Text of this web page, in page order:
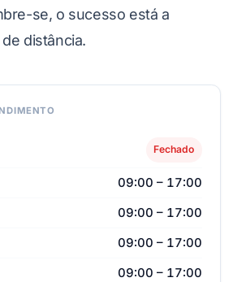
se, o sucesso está a
distância.
Fechado
09:00 – 17:00
09:00 – 17:00
09:00 – 17:00
09:00 – 17:00